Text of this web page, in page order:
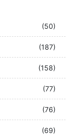
(50)
(187)
(158)
(77)
(76)
(69)